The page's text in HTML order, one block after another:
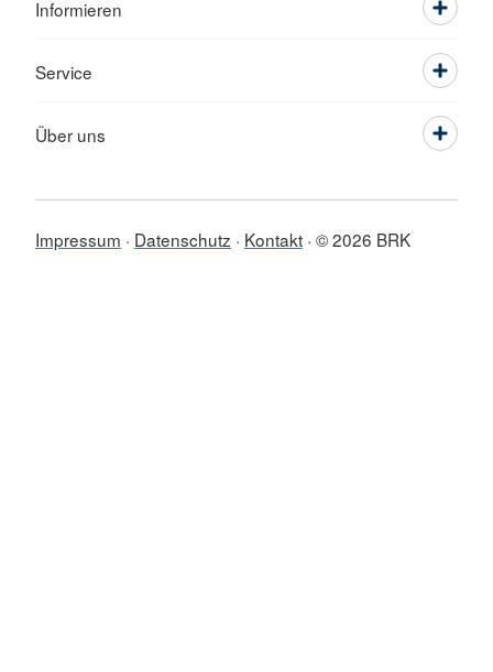
Informieren
Service
Über uns
Impressum Datenschutz Kontakt © 2026 BRK